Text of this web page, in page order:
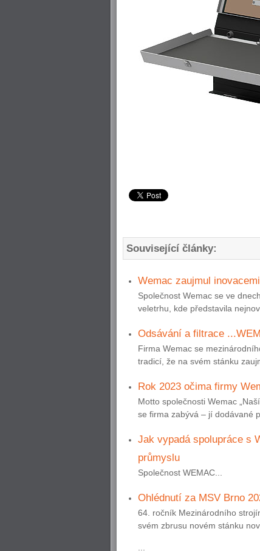
Související články:
Wemac zaujmul
Společnost Wemac se ve
veletrhu, kde představila
Odsávání a filtrace
Firma Wemac se
tradicí, že na svém stánku
Rok 2023 očima firmy
Motto společnosti Wemac
se firma zabývá – jí dodávané
Jak vypadá spolupráce s
průmyslu
Společnost WEMAC...
Ohlédnutí za MSV Brno
64. ročník Mezinárodního
svém zbrusu novém stánku